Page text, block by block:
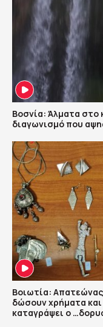
Βοσνία: Άλματα στο
διαγωνισμό που
Βοιωτία:
δώσουν χρήματα
καταγράψει ο